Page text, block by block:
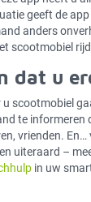
geeft de
anders
scootmobiel
dat u
scootmobiel
te informeren
vrienden.
uiteraard –
in uw